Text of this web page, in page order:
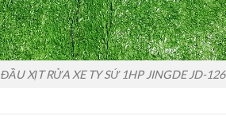
ĐẦU XỊT RỬA XE TY SỨ 1HP JINGDE JD-126